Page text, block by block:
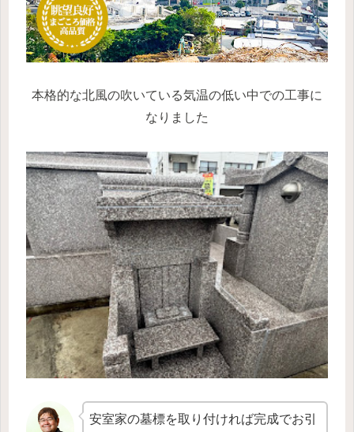
本格的な北風の吹いている気温の低い中での工事に
なりました
安室家の墓標を取り付ければ完成でお引